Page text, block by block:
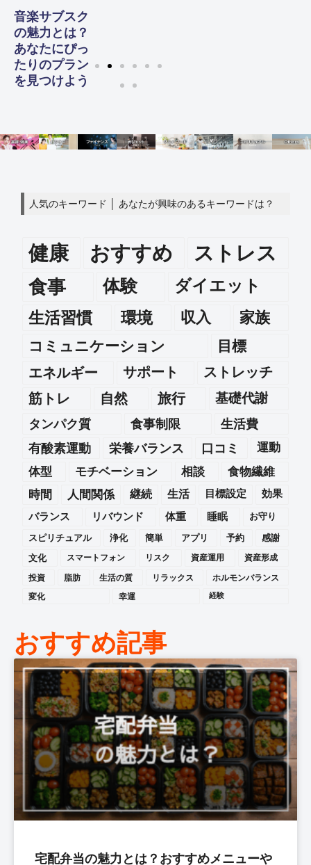
音楽サブスク
の魅力とは？
あなたにぴっ
たりのプラン
を見つけよう
人気のキーワード │ あなたが興味のあるキーワードは？
健康 おすすめ ストレス
食事 体験
ダイエット
生活習慣
環境 収入 家族
コミュニケーション
目標
エネルギー
サポート
ストレッチ
筋トレ
自然 旅行 基礎代謝
タンパク質 食事制限
生活費
有酸素運動
栄養バランス 口コミ
運動
体型
モチベーション 相談
食物繊維
時間
人間関係 継続 生活 目標設定
効果
バランス
リバウンド 体重 睡眠
お守り
スピリチュアル
浄化 簡単 アプリ 予約
感謝
文化
スマートフォン リスク 資産運用
資産形成
投資
脂肪 生活の質 リラックス
ホルモンバランス
変化
幸運 経験
おすすめ記事
宅配弁当の魅力とは？おすすめメニューや